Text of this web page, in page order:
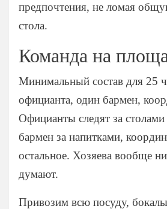
предпочтения, не ломая
стола.
Команда на
Минимальный состав для 25
официанта, один бармен,
Официанты следят за
бармен за напитками,
остальное. Хозяева вообще
думают.
Привозим всю посуду,